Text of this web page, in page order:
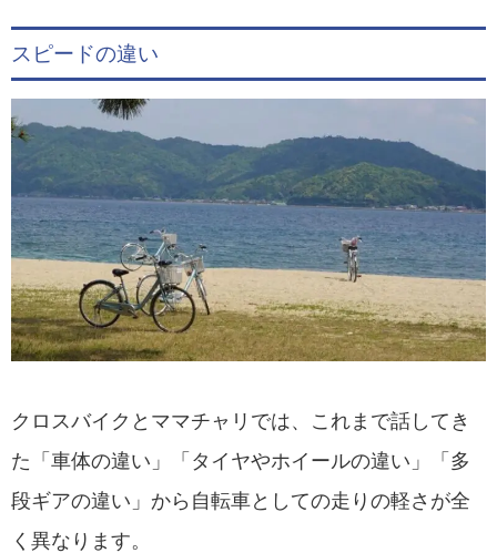
スピードの違い
クロスバイクとママチャリでは、これまで話してき
た「車体の違い」「タイヤやホイールの違い」「多
段ギアの違い」から自転車としての走りの軽さが全
く異なります。